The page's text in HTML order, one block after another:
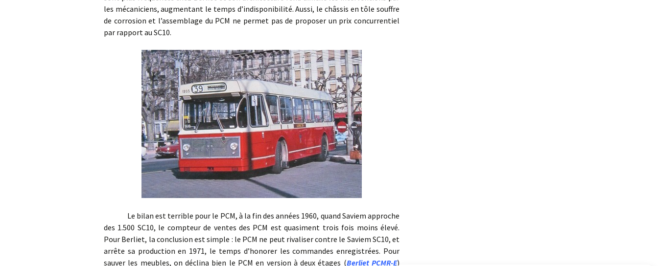
les mécaniciens, augmentant le temps d’indisponibilité. Aussi, le châssis en tôle souffre
de corrosion et l’assemblage du PCM ne permet pas de proposer un prix concurrentiel
par rapport au SC10.
Le bilan est terrible pour le PCM, à la fin des années 1960, quand Saviem approche
des 1.500 SC10, le compteur de ventes des PCM est quasiment trois fois moins élevé.
Pour Berliet, la conclusion est simple : le PCM ne peut rivaliser contre le Saviem SC10, et
arrête sa production en 1971, le temps d’honorer les commandes enregistrées. Pour
sauver les meubles, on déclina bien le PCM en version à deux étages (Berliet PCMR-E)